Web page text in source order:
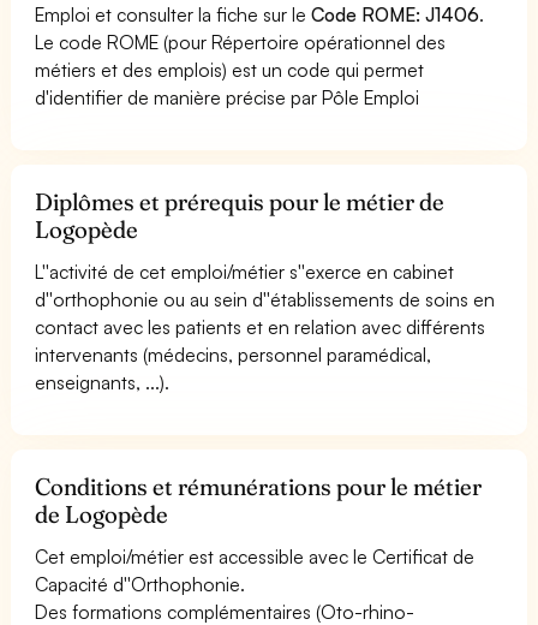
Emploi et consulter la fiche sur leCode ROME: J1406.
Le code ROME (pour Répertoire opérationnel des
métiers et des emplois) est un code qui permet
d'identifier de manière précise par Pôle Emploi
Diplômes et prérequis pour le métier de
Logopède
L''activité de cet emploi/métier s''exerce en cabinet
d''orthophonie ou au sein d''établissements de soins en
contact avec les patients et en relation avec différents
intervenants (médecins, personnel paramédical,
enseignants, ...).
Conditions et rémunérations pour le métier
de Logopède
Cet emploi/métier est accessible avec le Certificat de
Capacité d''Orthophonie.
Des formations complémentaires (Oto-rhino-